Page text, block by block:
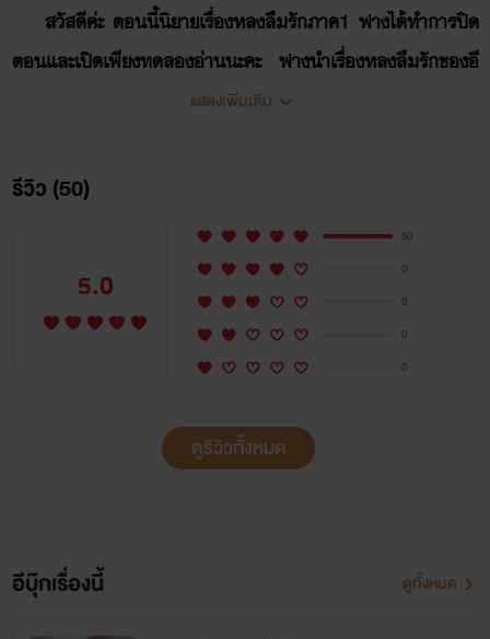
สวัสดีค่ะ ตอนนี้นิยายเรื่องหลงลืมรักภาค1 ฟางได้ทำการปิด
ตอนและเปิดเพียงทดลองอ่านนะคะ ฟางนำเรื่องหลงลืมรักของอี
บุ๊กเรียบร้อยแล้ว มีตอนพิเศษและเนื้อหาเหมือนในเล่มหนังสือค่ะ
ตอนนี้ฟางมีโปร7วันแรกลดราคาอยู่ ท่านที่อ่านในธัญวลัยถ้า
ต้องขออภัยทีมเว็บแต่เชื่อว่าทีมหนังสือและอีบุ๊กจะเข้าใจ
เรื่องอื่น ๆ จะทยอยปิดและลงอีบุ๊กเช่นกัน ติดตามความ
แสดงเพิ่มเติม
รีวิว (50)
5.0
50
0
0
0
0
ดูรีวิวทั้งหมด
อีบุ๊กเรื่องนี้ ดูทั้งหมด